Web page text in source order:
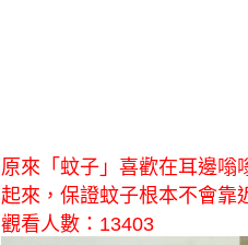
原來「蚊子」喜歡在耳邊嗡
起來，保證蚊子根本不會靠
觀看人數：13403